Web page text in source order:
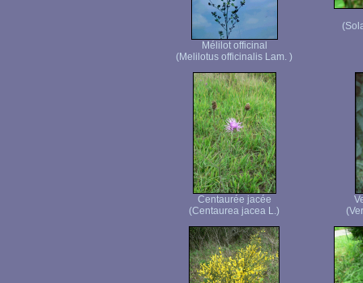
Mélilot officinal
(Melilotus officinalis Lam. )
Centaurée jacée
(Centaurea jacea L.)